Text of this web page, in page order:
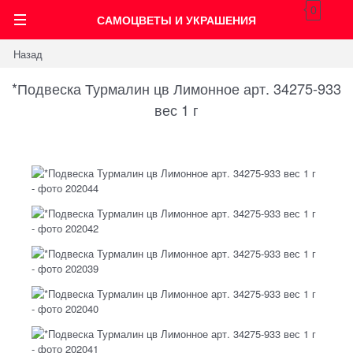
САМОЦВЕТЫ И УКРАШЕНИЯ
0
Назад
*Подвеска Турмалин цв Лимонное арт. 34275-933
вес 1 г